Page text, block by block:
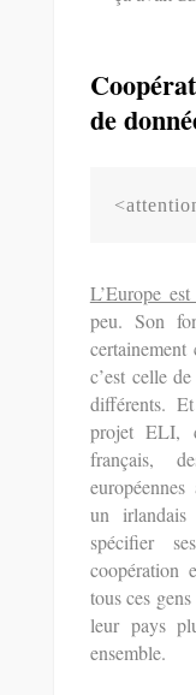
de
L’Europe
peu. Son
c’est celle
différents.
projet ELI,
français,
un irlandais
spécifier
coopération
tous ces
leur pays
ensemble.